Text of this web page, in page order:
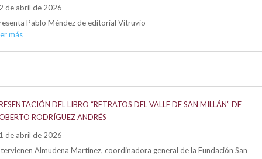
de abril de 2026
Pablo Méndez de editorial Vitruvio
más
DEL LIBRO “RETRATOS DEL VALLE DE SAN MILLÁN” DE
RODRÍGUEZ ANDRÉS
de abril de 2026
Almudena Martínez, coordinadora general de la Fundación San